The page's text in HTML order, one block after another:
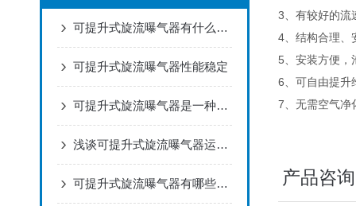
可提升式旋流曝气器有什么特点呢
可提升式旋流曝气器性能稳定
可提升式旋流曝气器是一种在水处理领域常用的曝气设备
浅谈可提升式旋流曝气器运行原理
可提升式旋流曝气器有哪些特点呢
3、有较好的流
4、结构合理、
5、安装方便，
6、可自由提升
7、无需空气净
产品咨询